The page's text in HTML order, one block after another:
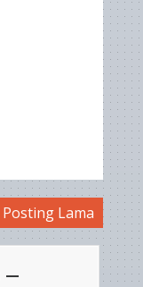
Posting Lama